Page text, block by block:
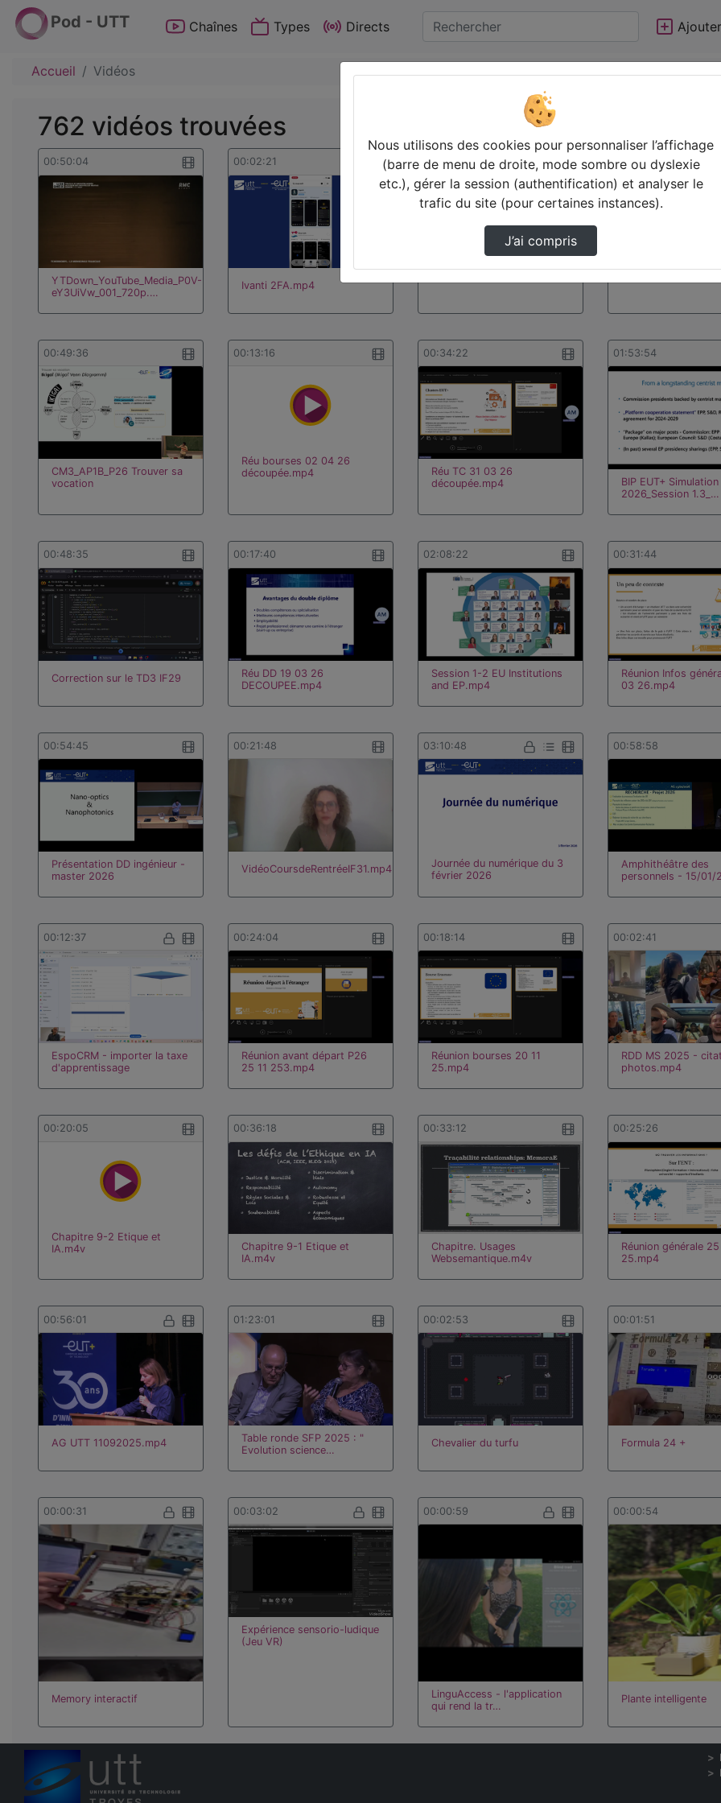
Pod - UTT Chaînes Types Directs
Accueil Vidéos
762 vidéos trouvées Statistiques de vues
00:50:04
YTDown_YouTube_Media_P0V-
eY3UiVw_001_720p.…
00:02:21
Ivanti 2FA.mp4
00:02:39 00:01:45
00:49:36
CM3_AP1B_P26 Trouver sa
vocation
00:13:16
Réu bourses 02 04 26
découpée.mp4
00:34:22
Réu TC 31 03 26
découpée.mp4
01:53:54
BIP EUT+
2026_Session 1.3_…
00:48:35
Correction sur le TD3 IF29
00:17:40
Réu DD 19 03 26
DECOUPEE.mp4
02:08:22
Session 1-2 EU Institutions
and EP.mp4
00:31:44
Réunion Infos
03 26.mp4
00:54:45
Présentation DD ingénieur -
master 2026
00:21:48
VidéoCoursdeRentréeIF31.mp4
03:10:48
Journée du numérique du 3
février 2026
00:58:58
Amphithéâtre des
personnels - 15/01/
00:12:37
EspoCRM - importer la taxe
d'apprentissage
00:24:04
Réunion avant départ P26
25 11 253.mp4
00:18:14
Réunion bourses 20 11
25.mp4
00:02:41
RDD MS 2025 -
photos.mp4
00:20:05
Chapitre 9-2 Etique et
IA.m4v
00:36:18
Chapitre 9-1 Etique et
IA.m4v
00:33:12
Chapitre. Usages
Websemantique.m4v
00:25:26
Réunion générale
25.mp4
00:56:01
AG UTT 11092025.mp4
01:23:01
Table ronde SFP 2025 : "
Evolution science…
00:02:53
Chevalier du turfu
00:01:51
Formula 24 +
00:00:31
Memory interactif
00:03:02
Expérience sensorio-ludique
(Jeu VR)
00:00:59
LinguAccess - l'application
qui rend la tr…
00:00:54
Plante intelligente
00:00:30
Nous utilisons des cookies pour personnaliser l’affichage
(barre de menu de droite, mode sombre ou dyslexie
etc.), gérer la session (authentification) et analyser le
trafic du site (pour certaines instances).
J’ai compris